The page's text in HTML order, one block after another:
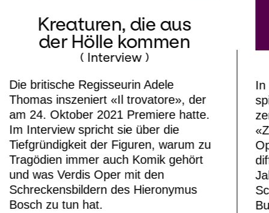
Kreaturen, die aus
der Hölle kommen
( Interview )
Die britische Regisseurin Adele
Thomas inszeniert «Il trovatore», der
am 24. Oktober 2021 Premiere hatte.
Im Interview spricht sie über die
Tiefgründigkeit der Figuren, warum zu
Tragödien immer auch Komik gehört
und was Verdis Oper mit den
Schreckensbildern des Hieronymus
Bosch zu tun hat.
In